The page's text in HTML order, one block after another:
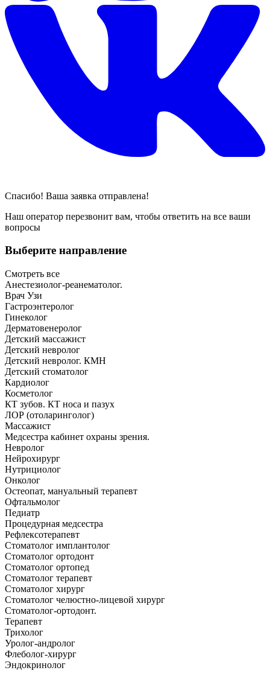
Спасибо! Ваша заявка отправлена!
Наш оператор перезвонит вам, чтобы ответить на все ваши
вопросы
Выберите направление
Смотреть все
Анестезиолог-реанематолог.
Врач Узи
Гастроэнтеролог
Гинеколог
Дерматовенеролог
Детский массажист
Детский невролог
Детский невролог. КМН
Детский стоматолог
Кардиолог
Косметолог
КТ зубов. КТ носа и пазух
ЛОР (отоларинголог)
Массажист
Медсестра кабинет охраны зрения.
Невролог
Нейрохирург
Нутрициолог
Онколог
Остеопат, мануальный терапевт
Офтальмолог
Педиатр
Процедурная медсестра
Рефлексотерапевт
Стоматолог имплантолог
Стоматолог ортодонт
Стоматолог ортопед
Стоматолог терапевт
Стоматолог хирург
Стоматолог челюстно-лицевой хирург
Стоматолог-ортодонт.
Терапевт
Трихолог
Уролог-андролог
Флеболог-хирург
Эндокринолог